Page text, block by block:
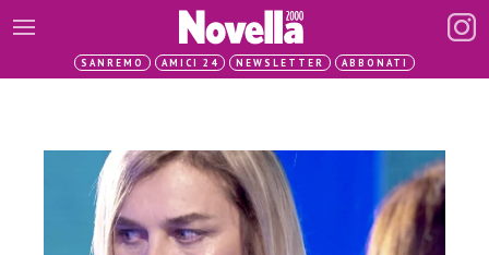
SANREMO AMICI 24 NEWSLETTER ABBONATI